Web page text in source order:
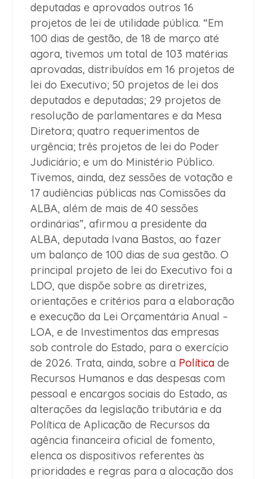
deputadas e aprovados outros 16
projetos de lei de utilidade pública. “Em
100 dias de gestão, de 18 de março até
agora, tivemos um total de 103 matérias
aprovadas, distribuídos em 16 projetos de
lei do Executivo; 50 projetos de lei dos
deputados e deputadas; 29 projetos de
resolução de parlamentares e da Mesa
Diretora; quatro requerimentos de
urgência; três projetos de lei do Poder
Judiciário; e um do Ministério Público.
Tivemos, ainda, dez sessões de votação e
17 audiências públicas nas Comissões da
ALBA, além de mais de 40 sessões
ordinárias”, afirmou a presidente da
ALBA, deputada Ivana Bastos, ao fazer
um balanço de 100 dias de sua gestão. O
principal projeto de lei do Executivo foi a
LDO, que dispõe sobre as diretrizes,
orientações e critérios para a elaboração
e execução da Lei Orçamentária Anual –
LOA, e de Investimentos das empresas
sob controle do Estado, para o exercício
de 2026. Trata, ainda, sobre a Política de
Recursos Humanos e das despesas com
pessoal e encargos sociais do Estado, as
alterações da legislação tributária e da
Política de Aplicação de Recursos da
agência financeira oficial de fomento,
elenca os dispositivos referentes às
prioridades e regras para a alocação dos